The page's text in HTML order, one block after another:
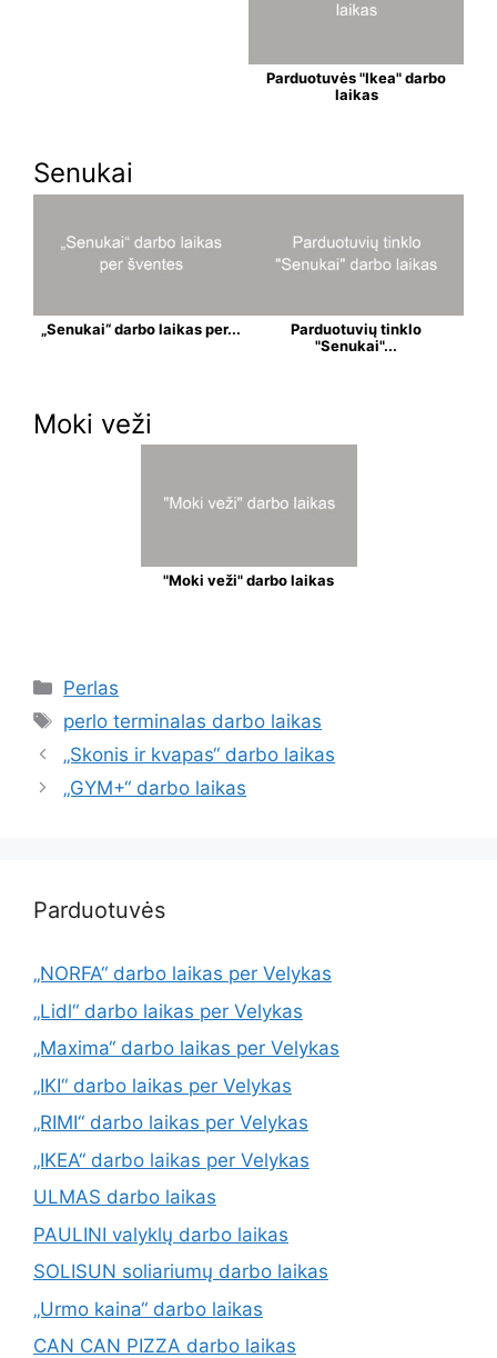
Parduotuvės "Ikea" darbo
laikas
Senukai
„Senukai“ darbo laikas per...
Parduotuvių tinklo
"Senukai"...
Moki veži
"Moki veži" darbo laikas
Perlas
perlo terminalas darbo laikas
„Skonis ir kvapas“ darbo laikas
„GYM+“ darbo laikas
Parduotuvės
„NORFA“ darbo laikas per Velykas
„Lidl“ darbo laikas per Velykas
„Maxima“ darbo laikas per Velykas
„IKI“ darbo laikas per Velykas
„RIMI“ darbo laikas per Velykas
„IKEA“ darbo laikas per Velykas
ULMAS darbo laikas
PAULINI valyklų darbo laikas
SOLISUN soliariumų darbo laikas
„Urmo kaina“ darbo laikas
CAN CAN PIZZA darbo laikas